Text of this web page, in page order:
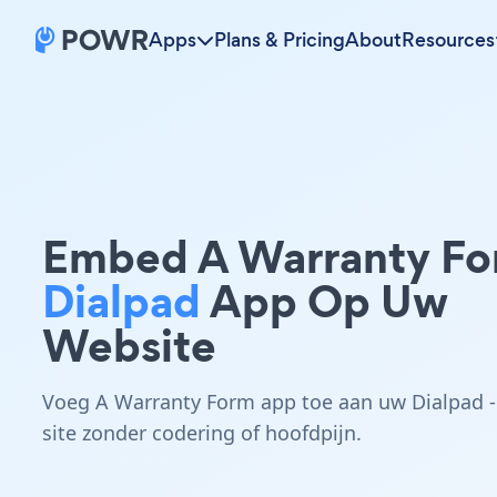
Apps Plans & PricingAboutResources
Embed A Warranty
DialpadApp Op Uw
Website
Voeg A Warranty Form app toe aan uw Dialpad -
site zonder codering of hoofdpijn.